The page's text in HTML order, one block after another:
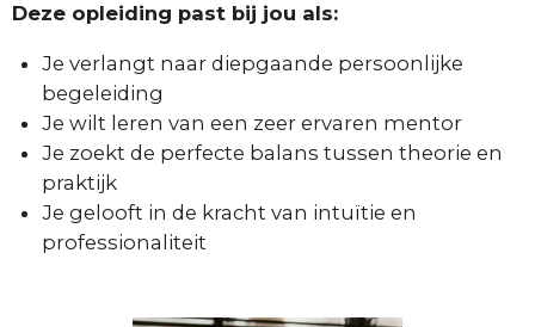
Deze opleiding past bij jou als:
Je verlangt naar diepgaande persoonlijke
begeleiding
Je wilt leren van een zeer ervaren mentor
Je zoekt de perfecte balans tussen theorie en
praktijk
Je gelooft in de kracht van intuïtie en
professionaliteit